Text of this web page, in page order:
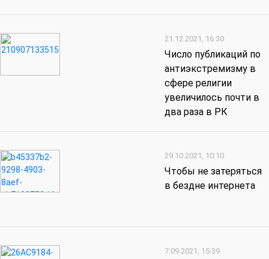
21.12.2021, 16:30
Число публикаций по
антиэкстремизму в
сфере религии
увеличилось почти в
два раза в РК
29.10.2021, 10:10
Чтобы не затеряться
в бездне интернета
7.09.2021, 15:39